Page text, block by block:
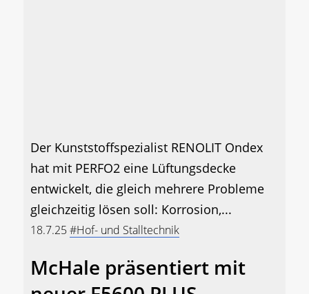
Der Kunststoffspezialist RENOLIT Ondex
hat mit PERFO2 eine Lüftungsdecke
entwickelt, die gleich mehrere Probleme
gleichzeitig lösen soll: Korrosion,...
18.7.25#Hof- und Stalltechnik
McHale präsentiert mit